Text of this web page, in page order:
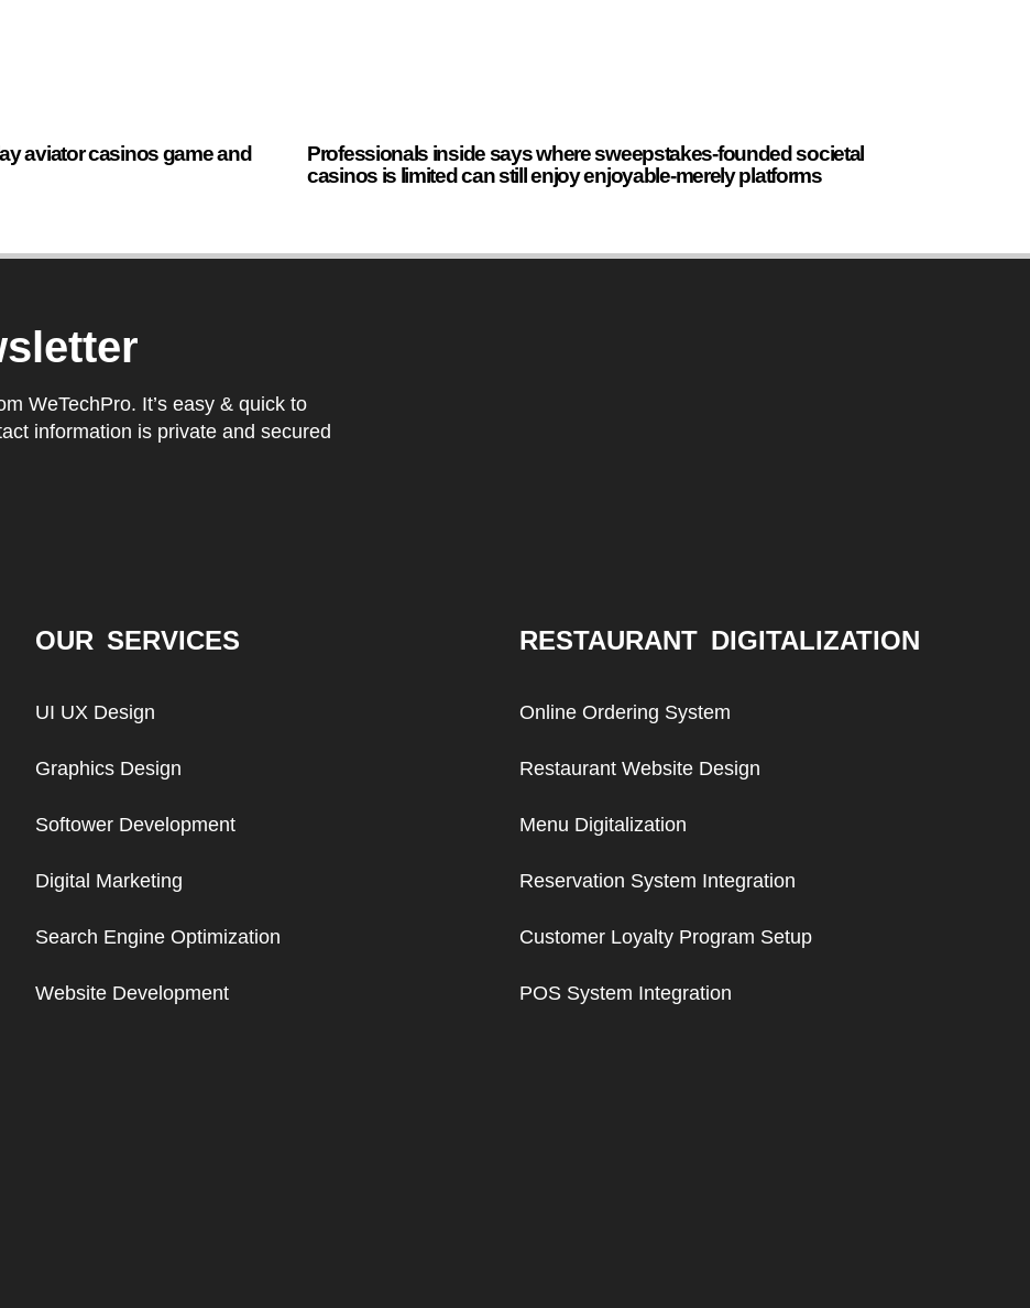
aviator casinos game and
Professionals inside says where sweepstakes-founded societal
casinos is limited can still enjoy enjoyable-merely platforms
WeTechPro. It’s easy & quick to
information is private and secured
OUR SERVICES
UI UX Design
Graphics Design
Softower Development
Digital Marketing
Search Engine Optimization
Website Development
RESTAURANT DIGITALIZATION
Online Ordering System
Restaurant Website Design
Menu Digitalization
Reservation System Integration
Customer Loyalty Program Setup
POS System Integration